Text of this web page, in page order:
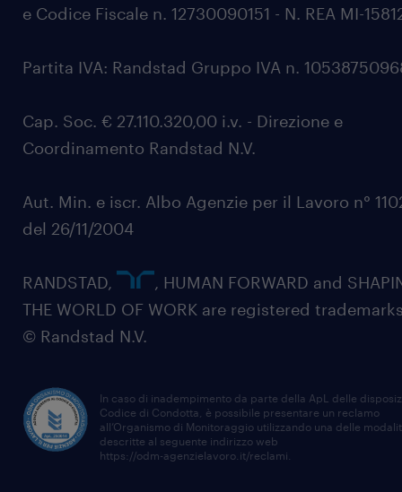
e Codice Fiscale n. 12730090151 - N. REA MI-
Partita IVA: Randstad Gruppo IVA n.
Cap. Soc. € 27.110.320,00 i.v. - Direzione e
Coordinamento Randstad N.V.
Aut. Min. e iscr. Albo Agenzie per il Lavoro n°
del 26/11/2004
RANDSTAD,
, HUMAN FORWARD and
THE WORLD OF WORK are registered
© Randstad N.V.
In caso di inadempimento da parte della ApL delle
Codice di Condotta, è possibile presentare un reclamo
all’Organismo di Monitoraggio utilizzando una delle
descritte al seguente indirizzo web
https://odm-agenzielavoro.it/reclami